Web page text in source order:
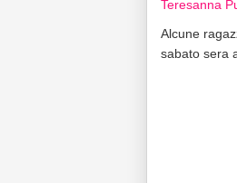
Teresanna
Alcune
sabato sera